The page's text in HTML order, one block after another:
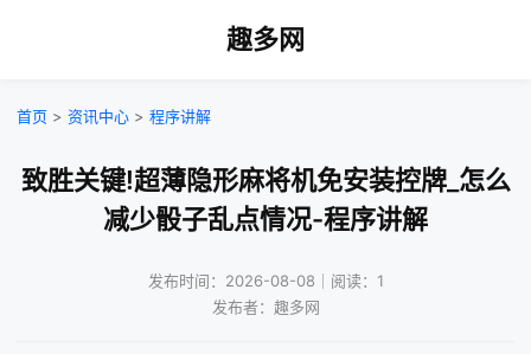
趣多网
首页 > 资讯中心 > 程序讲解
致胜关键!超薄隐形麻将机免安装控牌_怎么
减少骰子乱点情况-程序讲解
发布时间：2026-08-08｜阅读：1
发布者：趣多网